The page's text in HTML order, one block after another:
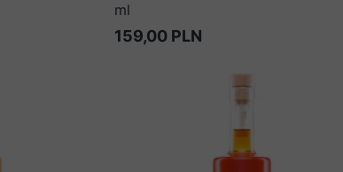
ml
159,00 PLN